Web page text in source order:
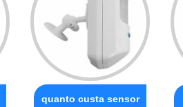
quanto custa sensor